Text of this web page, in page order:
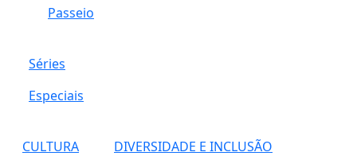
Passeio
Séries
Especiais
CULTURA
DIVERSIDADE E INCLUSÃO